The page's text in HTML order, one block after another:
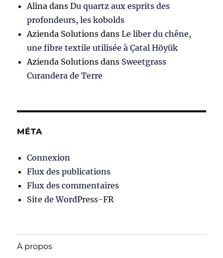
Alina dansDu quartz aux esprits des
profondeurs, les kobolds
Azienda Solutions dansLe liber du chêne,
une fibre textile utilisée à Çatal Höyük
Azienda Solutions dans Sweetgrass
Curandera de Terre
MÉTA
Connexion
Flux des publications
Flux des commentaires
Site de WordPress-FR
À propos